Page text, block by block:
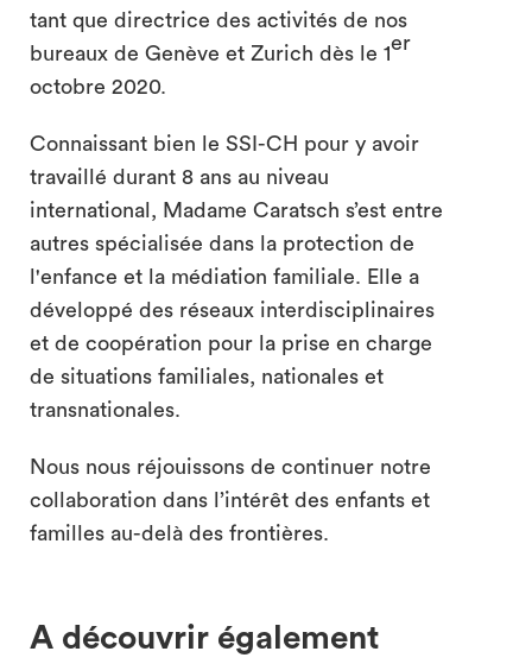
tant que directrice des activités de nos
bureaux de Genève et Zurich dès le 1er
octobre 2020.
Connaissant bien le SSI-CH pour y avoir
travaillé durant 8 ans au niveau
international, Madame Caratsch s’est entre
autres spécialisée dans la protection de
l'enfance et la médiation familiale. Elle a
développé des réseaux interdisciplinaires
et de coopération pour la prise en charge
de situations familiales, nationales et
transnationales.
Nous nous réjouissons de continuer notre
collaboration dans l’intérêt des enfants et
familles au-delà des frontières.
A découvrir également